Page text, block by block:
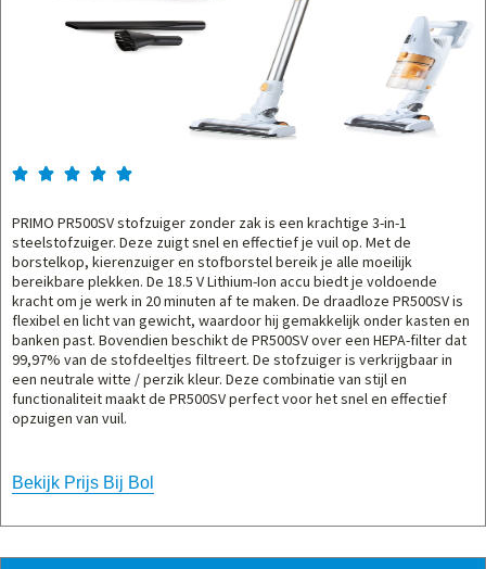
    
PRIMO PR500SV stofzuiger zonder zak is een krachtige 3-in-1
steelstofzuiger. Deze zuigt snel en effectief je vuil op. Met de
borstelkop, kierenzuiger en stofborstel bereik je alle moeilijk
bereikbare plekken. De 18.5 V Lithium-Ion accu biedt je voldoende
kracht om je werk in 20 minuten af te maken. De draadloze PR500SV is
flexibel en licht van gewicht, waardoor hij gemakkelijk onder kasten en
banken past. Bovendien beschikt de PR500SV over een HEPA-filter dat
99,97% van de stofdeeltjes filtreert. De stofzuiger is verkrijgbaar in
een neutrale witte / perzik kleur. Deze combinatie van stijl en
functionaliteit maakt de PR500SV perfect voor het snel en effectief
opzuigen van vuil.
Bekijk Prijs Bij Bol